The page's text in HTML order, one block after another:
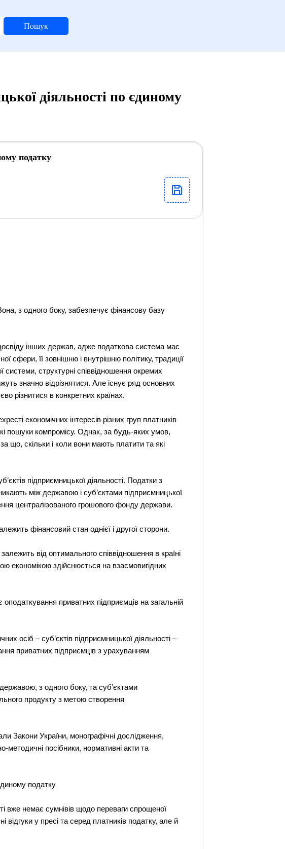
Пошук
діяльності по єдиному
податку
з одного боку, забезпечує фінансову базу
інших держав, адже податкова система має
сфери, її зовнішню і внутрішню політику, традиції
системи, структурні співвідношення окремих
значно відрізнятися. Але існує ряд основних
різнитися в конкретних країнах.
економічних інтересів різних груп платників
пошуки компромісу. Однак, за будь-яких умов,
що, скільки і коли вони мають платити та які
підприємницької діяльності. Податки з
між державою і суб’єктами підприємницької
централізованого грошового фонду держави.
фінансовий стан однієї і другої сторони.
від оптимального співвідношення в країні
економікою здійснюється на взаємовигідних
оподаткування приватних підприємців на загальній
осіб – суб’єктів підприємницької діяльності –
приватних підприємців з урахуванням
з одного боку, та суб’єктами
продукту з метою створення
Закони України, монографічні дослідження,
методичні посібники, нормативні акти та
податку
вже немає сумнівів щодо переваги спрощеної
відгуки у пресі та серед платників податку, але й